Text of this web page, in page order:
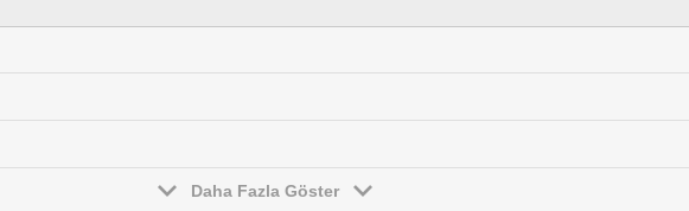
Daha Fazla Göster